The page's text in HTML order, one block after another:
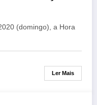
(domingo), a Hora
Ler Mais